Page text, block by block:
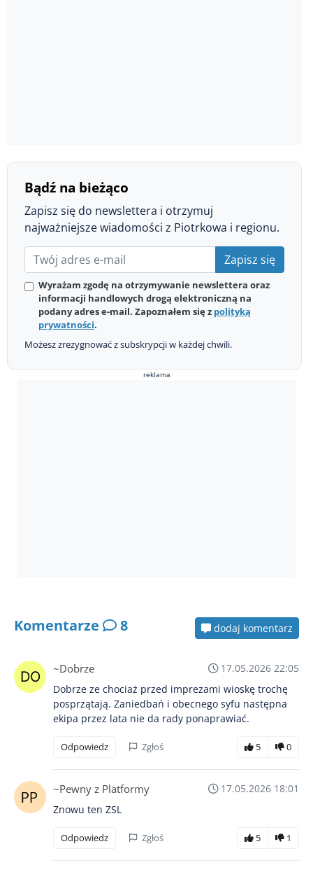
Bądź na bieżąco
Zapisz się do newslettera i otrzymuj
najważniejsze wiadomości z Piotrkowa i regionu.
Zapisz się
Wyrażam zgodę na otrzymywanie newslettera oraz
informacji handlowych drogą elektroniczną na
podany adres e-mail. Zapoznałem się z polityką
prywatności.
Możesz zrezygnować z subskrypcji w każdej chwili.
reklama
Komentarze 8 dodaj komentarz
~Dobrze
17.05.2026 22:05
Dobrze ze chociaż przed imprezami wioskę trochę
posprzątają. Zaniedbań i obecnego syfu następna
ekipa przez lata nie da rady ponaprawiać.
Odpowiedz Zgłoś 5 0
~Pewny z Platformy
17.05.2026 18:01
Znowu ten ZSL
Odpowiedz Zgłoś 5 1